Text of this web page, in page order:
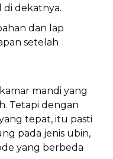
di dekatnya.
dan lap
setelah
mandi yang
Tetapi dengan
tepat, itu pasti
pada jenis ubin,
yang berbeda